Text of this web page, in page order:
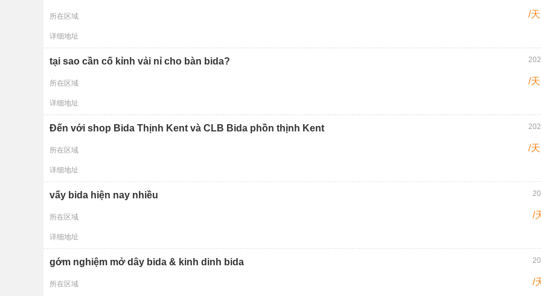
所在区域
详细地址
/天
tại sao cần cố kỉnh vải nỉ cho bàn bida?
所在区域
详细地址
/天
Đến với shop Bida Thịnh Kent và CLB Bida phồn thịnh Kent
所在区域
详细地址
/天
vấy bida hiện nay nhiều
所在区域
详细地址
/
gớm nghiệm mở dây bida & kinh dinh bida
所在区域 /